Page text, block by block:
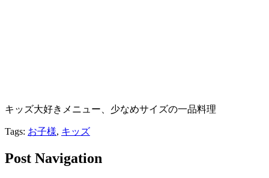
キッズ大好きメニュー、少なめサイズの一品料理
Tags: お子様, キッズ
Post Navigation